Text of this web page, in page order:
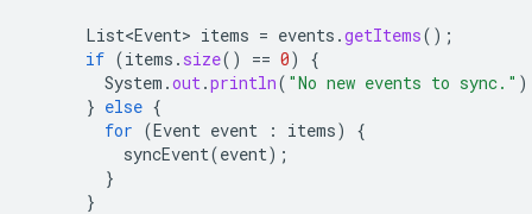
List<Event> items = events .getItems();
if (items . size() == 0)
{
System .out.println( "No new events to sync."
} else {
for (Event event : items)
{
syncEvent(event);
}
}